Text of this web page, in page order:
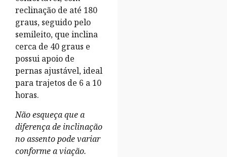
reclinação de até 180
graus, seguido pelo
semileito, que inclina
cerca de 40 graus e
possui apoio de
pernas ajustável, ideal
para trajetos de 6 a 10
horas.
Não esqueça que a
diferença de inclinação
no assento pode variar
conforme a viação.